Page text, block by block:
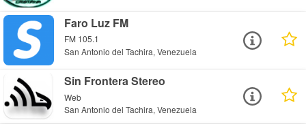
Faro Luz FM
FM 105.1
San Antonio del Tachira, Venezuela
Sin Frontera Stereo
Web
San Antonio del Tachira, Venezuela